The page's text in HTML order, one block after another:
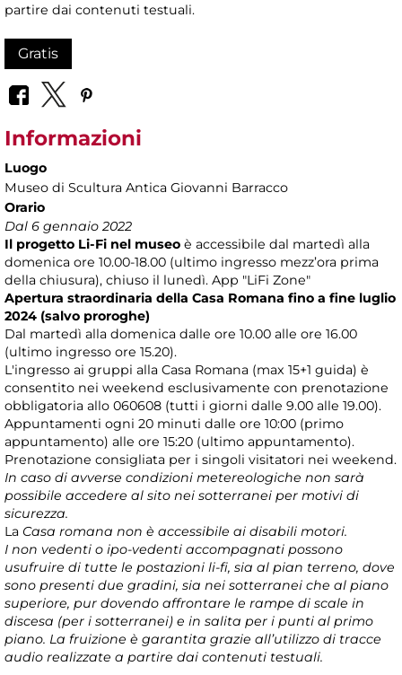
partire dai contenuti testuali.
Gratis
Informazioni
Luogo
Museo di Scultura Antica Giovanni Barracco
Orario
Dal 6 gennaio 2022
Il progetto Li-Fi nel museo è accessibile dal martedì alla
domenica ore 10.00-18.00 (ultimo ingresso mezz’ora prima
della chiusura), chiuso il lunedì. App "LiFi Zone"
Apertura straordinaria della Casa Romana fino a fine luglio
2024 (salvo proroghe)
Dal martedì alla domenica dalle ore 10.00 alle ore 16.00
(ultimo ingresso ore 15.20).
L'ingresso ai gruppi alla Casa Romana (max 15+1 guida) è
consentito nei weekend esclusivamente con prenotazione
obbligatoria allo 060608 (tutti i giorni dalle 9.00 alle 19.00).
Appuntamenti ogni 20 minuti dalle ore 10:00 (primo
appuntamento) alle ore 15:20 (ultimo appuntamento).
Prenotazione consigliata per i singoli visitatori nei weekend.
In caso di avverse condizioni metereologiche non sarà
possibile accedere al sito nei sotterranei per motivi di
sicurezza.
La Casa romana non è accessibile ai disabili motori.
I non vedenti o ipo-vedenti accompagnati possono
usufruire di tutte le postazioni li-fi, sia al pian terreno, dove
sono presenti due gradini, sia nei sotterranei che al piano
superiore, pur dovendo affrontare le rampe di scale in
discesa (per i sotterranei) e in salita per i punti al primo
piano. La fruizione è garantita grazie all’utilizzo di tracce
audio realizzate a partire dai contenuti testuali.